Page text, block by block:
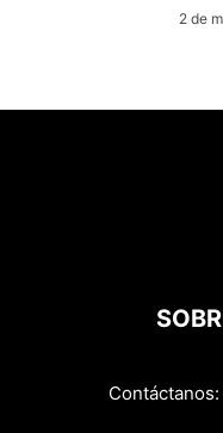
2 de
Contáctanos: